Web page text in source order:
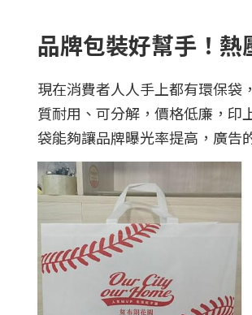
品牌包裝好幫手！
現在消費者人人手上都有環保袋
質耐用、可分解，價格低廉，印
袋能夠讓品牌曝光率提高，廣告